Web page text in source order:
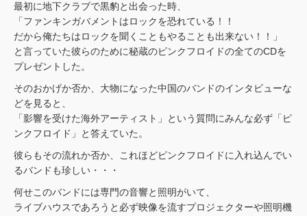
最初に地下クラブで黒豹と出会った時、
「ファンキンガバメントはロックを恐れている！！
だから俺たちはロックを聞くこともやることも出来ない！！」
と言っていた彼らのために秘蔵のピンクフロイドの全てのCDを
プレゼントした。
そのおかげか否か、大物になった中国のバンドのインタビューな
どを見ると、
「影響を受けた海外アーティスト」という質問にみんな必ず「ピ
ンクフロイド」と答えていた。
彼らもその流れか否か、これほどピンクフロイドに入れ込んでい
るバンドも珍しい・・・
何せこのバンドには専門の音響と照明がいて、
ライブハウスであろうと必ず映像を流すプロジェクターや照明機